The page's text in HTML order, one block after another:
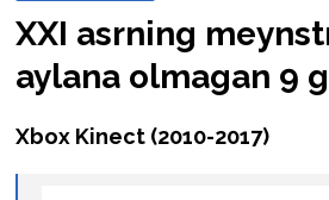
XXI asrning
aylana olmagan 9
Xbox Kinect (2010-2017)